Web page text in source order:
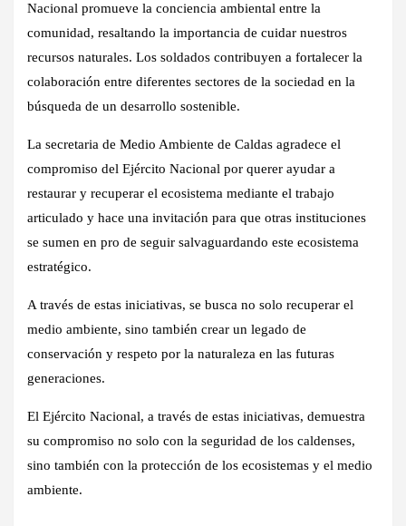
Nacional promueve la conciencia ambiental entre la
comunidad, resaltando la importancia de cuidar nuestros
recursos naturales. Los soldados contribuyen a fortalecer la
colaboración entre diferentes sectores de la sociedad en la
búsqueda de un desarrollo sostenible.
La secretaria de Medio Ambiente de Caldas agradece el
compromiso del Ejército Nacional por querer ayudar a
restaurar y recuperar el ecosistema mediante el trabajo
articulado y hace una invitación para que otras instituciones
se sumen en pro de seguir salvaguardando este ecosistema
estratégico.
A través de estas iniciativas, se busca no solo recuperar el
medio ambiente, sino también crear un legado de
conservación y respeto por la naturaleza en las futuras
generaciones.
El Ejército Nacional, a través de estas iniciativas, demuestra
su compromiso no solo con la seguridad de los caldenses,
sino también con la protección de los ecosistemas y el medio
ambiente.